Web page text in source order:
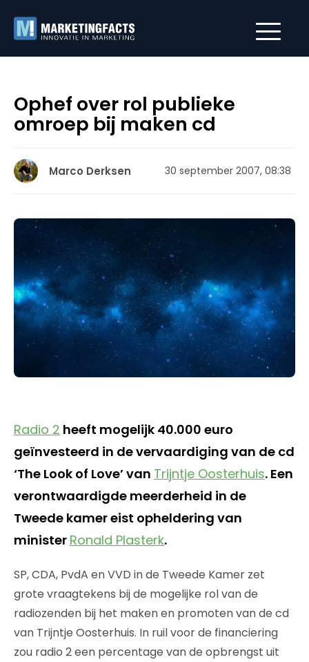
Ophef over rol publieke
omroep bij maken cd
Marco Derksen 30 september 2007, 08:38
Radio 2 heeft mogelijk 40.000 euro
geïnvesteerd in de vervaardiging van de cd
‘The Look of Love’ van Trijntje Oosterhuis. Een
verontwaardigde meerderheid in de
Tweede kamer eist opheldering van
minister Ronald Plasterk.
SP, CDA, PvdA en VVD in de Tweede Kamer zet
grote vraagtekens bij de mogelijke rol van de
radiozenden bij het maken en promoten van de cd
van Trijntje Oosterhuis. In ruil voor de financiering
zou radio 2 een percentage van de opbrengst uit